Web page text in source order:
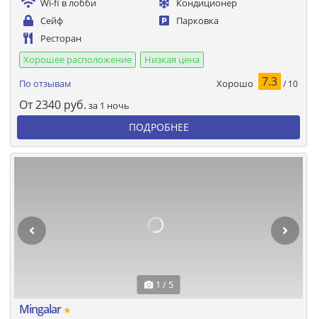
Wi-fi в лобби
Кондиционер
Сейф
Парковка
Ресторан
Хорошее расположение
Низкая цена
По отзывам
Хорошо 7.3 / 10
От2340 руб. за 1 ночь
ПОДРОБНЕЕ
1 / 5
Mingalar★